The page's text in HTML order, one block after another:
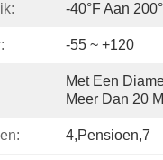
-40°F Aan
-55 ~ +120
Met Een
Meer Dan 20
4,pensioen,7